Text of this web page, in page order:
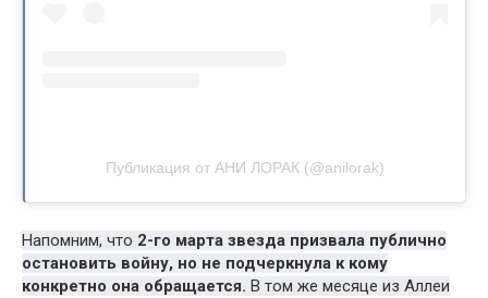
Публикация от АНИ ЛОРАК (@anilorak)
Напомним, что 2-го марта звезда призвала публично
остановить войну, но не подчеркнула к кому
конкретно она обращается. В том же месяце из Аллеи